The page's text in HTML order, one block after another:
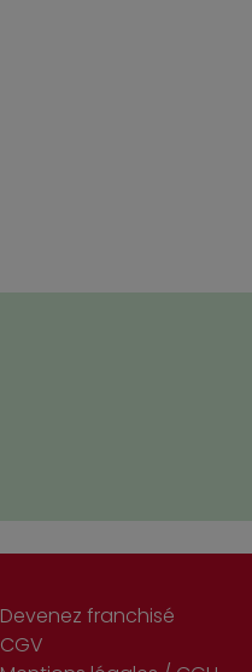
Devenez franchisé
CGV